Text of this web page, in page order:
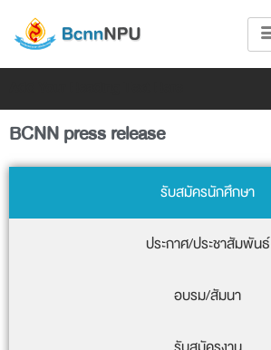
BCNN press release
รับสมัครนักศึกษา
ประกาศ/ประชาสัมพันธ์
อบรม/สัมนา